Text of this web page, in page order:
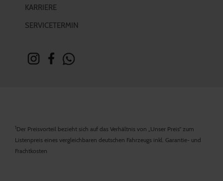
KARRIERE
SERVICETERMIN
1Der Preisvorteil bezieht sich auf das Verhältnis von „Unser Preis“ zum
Listenpreis eines vergleichbaren deutschen Fahrzeugs inkl. Garantie- und
Frachtkosten